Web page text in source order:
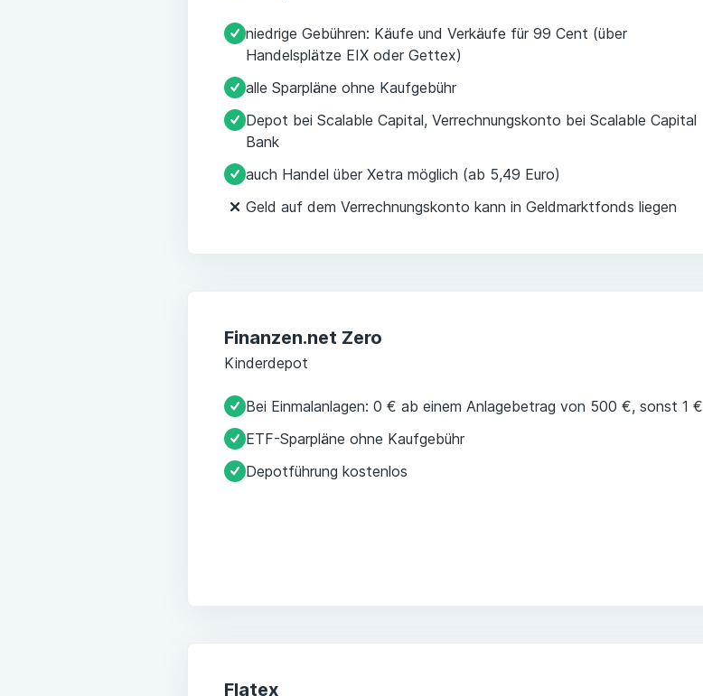
niedrige Gebühren: Käufe und Verkäufe für 99 Cent (über
Handelsplätze EIX oder Gettex)
alle Sparpläne ohne Kaufgebühr
Depot bei Scalable Capital, Verrechnungskonto bei Scalable Capital
Bank
auch Handel über Xetra möglich (ab 5,49 Euro)
Geld auf dem Verrechnungskonto kann in Geldmarktfonds liegen
Finanzen.net Zero
Kinderdepot
Bei Einmalanlagen: 0 € ab einem Anlagebetrag von 500 €, sonst 1 €
ETF-Sparpläne ohne Kaufgebühr
Depotführung kostenlos
Flatex